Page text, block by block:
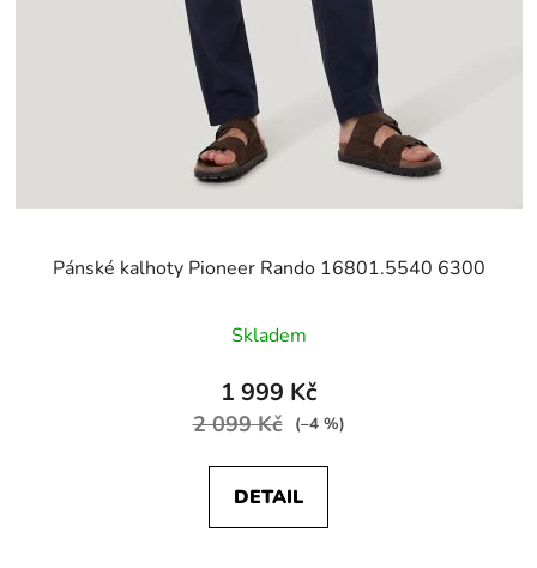
Pánské kalhoty Pioneer Rando 16801.5540 6300
Skladem
1 999 Kč
2 099 Kč (–4 %)
DETAIL